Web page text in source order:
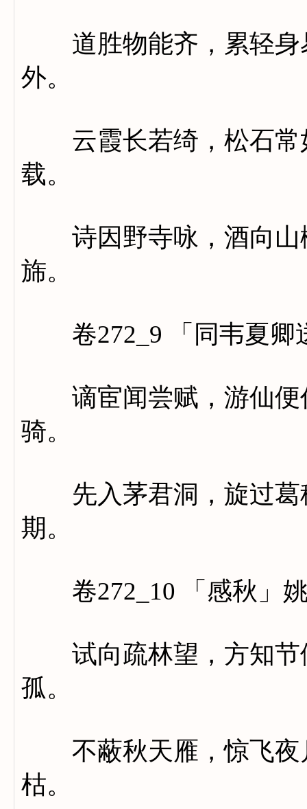
道胜物能齐，累轻身
外。
云霞长若绮，松石常
载。
诗因野寺咏，酒向山
旆。
卷272_9 「同韦夏卿
谪宦闻尝赋，游仙便
骑。
先入茅君洞，旋过葛
期。
卷272_10 「感秋」
试向疏林望，方知节
孤。
不蔽秋天雁，惊飞夜
枯。